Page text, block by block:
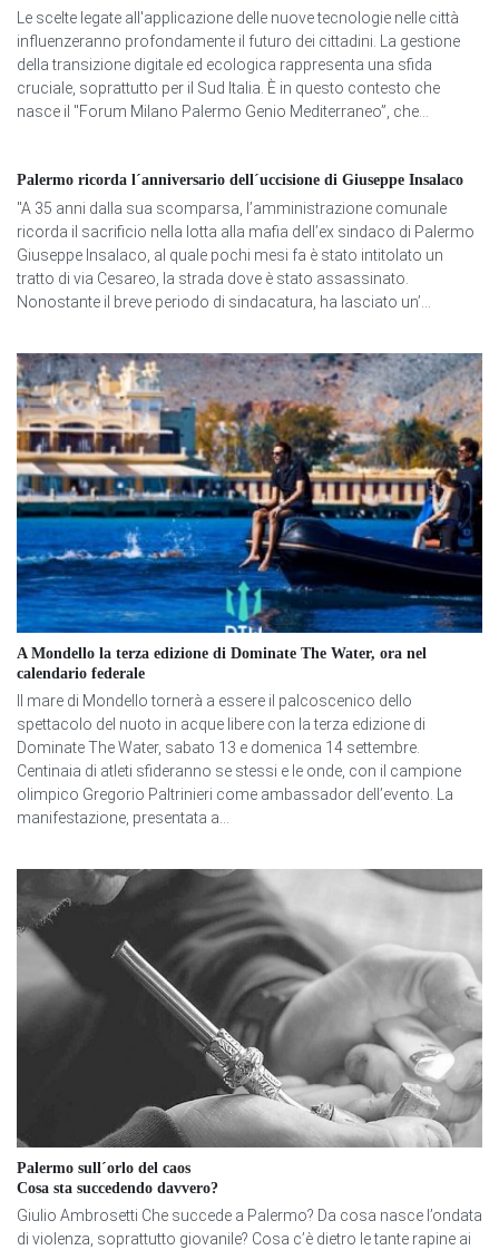
Le scelte legate all'applicazione delle nuove tecnologie nelle città
influenzeranno profondamente il futuro dei cittadini. La gestione
della transizione digitale ed ecologica rappresenta una sfida
cruciale, soprattutto per il Sud Italia. È in questo contesto che
nasce il "Forum Milano Palermo Genio Mediterraneo”, che...
Palermo ricorda l´anniversario dell´uccisione di Giuseppe Insalaco
"A 35 anni dalla sua scomparsa, l’amministrazione comunale
ricorda il sacrificio nella lotta alla mafia dell’ex sindaco di Palermo
Giuseppe Insalaco, al quale pochi mesi fa è stato intitolato un
tratto di via Cesareo, la strada dove è stato assassinato.
Nonostante il breve periodo di sindacatura, ha lasciato un’...
A Mondello la terza edizione di Dominate The Water, ora nel
calendario federale
Il mare di Mondello tornerà a essere il palcoscenico dello
spettacolo del nuoto in acque libere con la terza edizione di
Dominate The Water, sabato 13 e domenica 14 settembre.
Centinaia di atleti sfideranno se stessi e le onde, con il campione
olimpico Gregorio Paltrinieri come ambassador dell’evento. La
manifestazione, presentata a...
Palermo sull´orlo del caos
Cosa sta succedendo davvero?
Giulio Ambrosetti Che succede a Palermo? Da cosa nasce l’ondata
di violenza, soprattutto giovanile? Cosa c’è dietro le tante rapine ai